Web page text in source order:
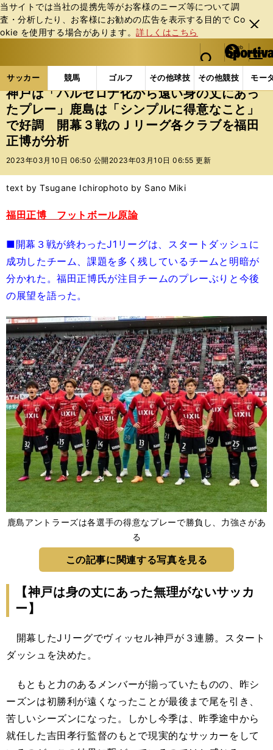
当サイトでは当社の提携先等がお客様のニーズ等について調
査・分析したり、お客様にお勧めの広告を表⽰する⽬的で Co
okie を使⽤する場合があります。詳しくはこちら
閉じ
る
web Sportiva (webスポルティーバ)
検索
マイペ
ー
ジ
メニュ
サッカー 競馬 ゴルフ その他球技 その他競技 モー
ス
ポ
ル
テ
ィ
ー
バ
サッカーの記事一覧 Jリーグ他 福田正博 神戸は
神戸は「バルセロナ化から遠い身の丈にあっ
たプレー」鹿島は「シンプルに得意なこと」
で好調 開幕３戦のＪリーグ各クラブを福田
正博が分析
2023年03月10日 06:50 公開 2023年03月10日 06:55 更新
text by Tsugane Ichirophoto by Sano Miki
福田正博 フットボール原論
■開幕３戦が終わったJ1リーグは、スタートダッシュに
成功したチーム、課題を多く残しているチームと明暗が
分かれた。福田正博氏が注目チームのプレーぶりと今後
の展望を語った。
鹿島アントラーズは各選手の得意なプレーで勝負し、力強さがあ
る
この記事に関連する写真を見る
【神戸は身の丈にあった無理がないサッカ
ー】
開幕したJリーグでヴィッセル神戸が３連勝。スタート
ダッシュを決めた。
もともと力のあるメンバーが揃っていたものの、昨シ
ーズンは初勝利が遠くなったことが最後まで尾を引き、
苦しいシーズンになった。しかし今季は、昨季途中から
就任した吉田孝行監督のもとで現実的なサッカーをして